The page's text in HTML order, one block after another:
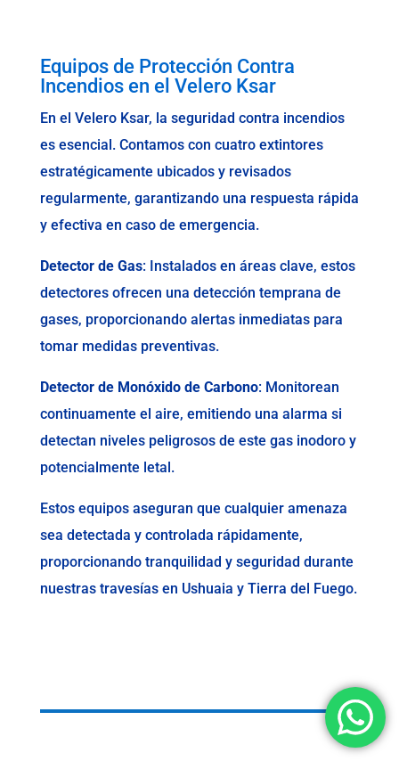
Equipos de Protección Contra
Incendios en el Velero Ksar
En el Velero Ksar, la seguridad contra incendios
es esencial. Contamos con cuatro extintores
estratégicamente ubicados y revisados
regularmente, garantizando una respuesta rápida
y efectiva en caso de emergencia.
Detector de Gas: Instalados en áreas clave, estos
detectores ofrecen una detección temprana de
gases, proporcionando alertas inmediatas para
tomar medidas preventivas.
Detector de Monóxido de Carbono: Monitorean
continuamente el aire, emitiendo una alarma si
detectan niveles peligrosos de este gas inodoro y
potencialmente letal.
Estos equipos aseguran que cualquier amenaza
sea detectada y controlada rápidamente,
proporcionando tranquilidad y seguridad durante
nuestras travesías en Ushuaia y Tierra del Fuego.